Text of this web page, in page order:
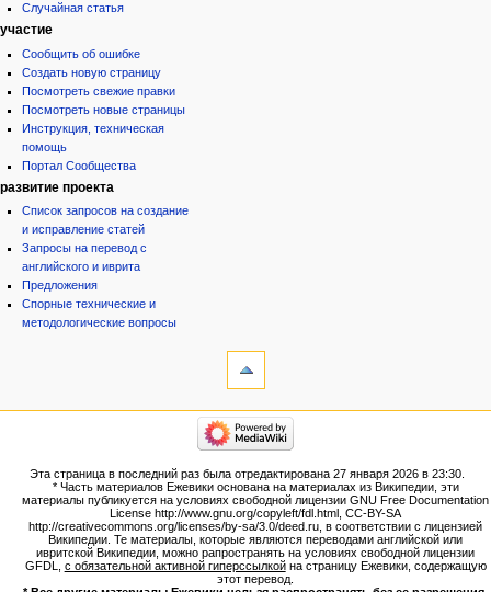
Случайная статья
участие
Сообщить об ошибке
Создать новую страницу
Посмотреть свежие правки
Посмотреть новые страницы
Инструкция, техническая
помощь
Портал Сообщества
развитие проекта
Список запросов на создание
и исправление статей
Запросы на перевод с
английского и иврита
Предложения
Спорные технические и
методологические вопросы
Версия
для
Постоянная
ссылка
Сведения
категории
Народ
Проекты
Проекты/Участники/
дополнения
Публикации:Авторы
Публикации:Статьи по типу
Темы
Эта страница в последний раз была отредактирована 27 января 2026 в 23:30.
* Часть материалов Ежевики основана на материалах из Википедии, эти
материалы публикуется на условиях свободной лицензии GNU Free Documentation
License http://www.gnu.org/copyleft/fdl.html, CC-BY-SA
http://creativecommons.org/licenses/by-sa/3.0/deed.ru, в соответствии с лицензией
Википедии. Те материалы, которые являются переводами английской или
ивритской Википедии, можно рапространять на условиях свободной лицензии
GFDL, с обязательной активной гиперссылкойна страницу Ежевики, содержащую
этот перевод.